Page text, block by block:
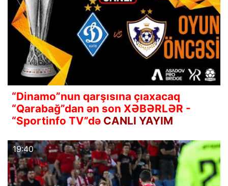
“Dinamo”nun qarşısına çıaxacaq
“Qarabağ”dan ən son XƏBƏRLƏR -
“Sportinfo TV”də CANLI YAYIM
19:40